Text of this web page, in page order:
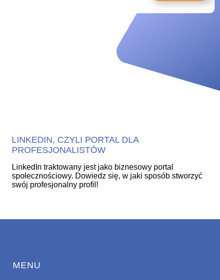
LINKEDIN, CZYLI PORTAL DLA
PROFESJONALISTÓW
LinkedIn traktowany jest jako biznesowy portal
społecznościowy. Dowiedz się, w jaki sposób stworzyć
swój profesjonalny profil!
MENU